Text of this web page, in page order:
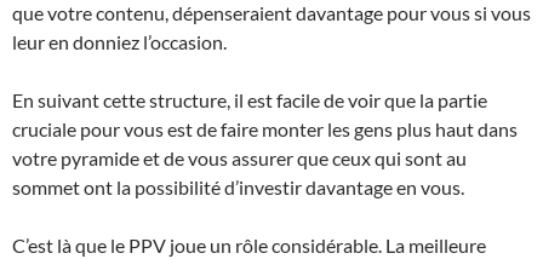
que votre contenu, dépenseraient davantage pour vous si vous
leur en donniez l’occasion.
En suivant cette structure, il est facile de voir que la partie
cruciale pour vous est de faire monter les gens plus haut dans
votre pyramide et de vous assurer que ceux qui sont au
sommet ont la possibilité d’investir davantage en vous.
C’est là que le PPV joue un rôle considérable. La meilleure